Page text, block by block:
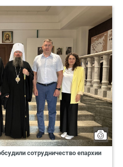
сотрудничество епархии